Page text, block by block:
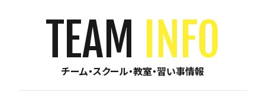
初回購入品あり 保護者の当番なし
TEAM INFO
チーム・スクール・教室・習い事情報